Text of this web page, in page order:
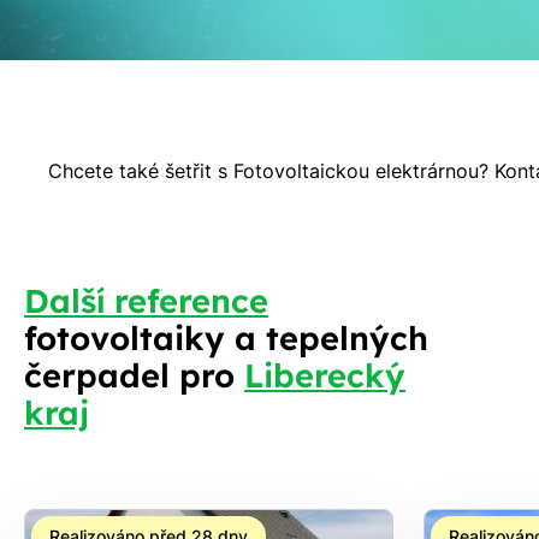
Chcete také šetřit s Fotovoltaickou elektrárnou?
Další reference
fotovoltaiky a tepelných
čerpadel pro Liberecký
kraj